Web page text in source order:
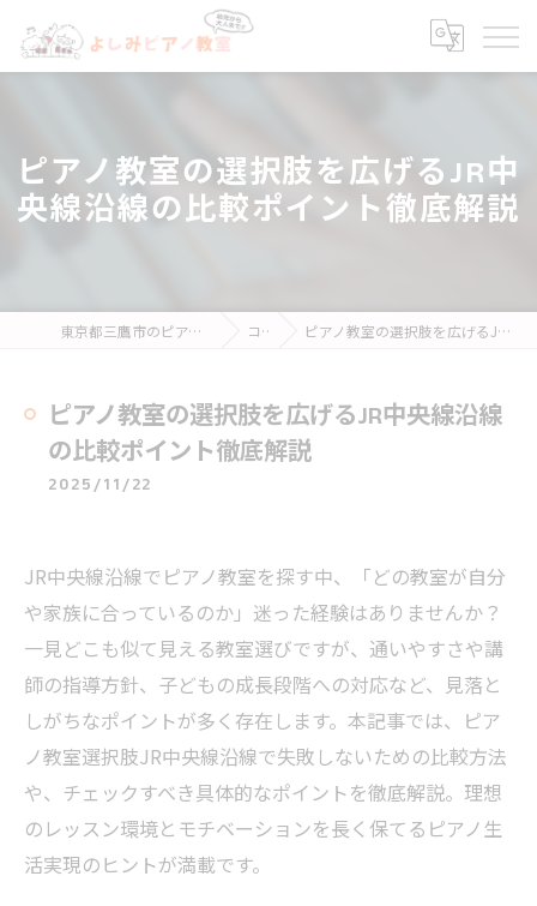
ピアノ教室の選択肢を広げるJR中
央線沿線の比較ポイント徹底解説
東京都三鷹市のピアノ教室ならよしみピアノ教室 コラム ピアノ教室の選択肢を広げるJR中央線沿線の比較ポイント徹底解説
ピアノ教室の選択肢を広げるJR中央線沿線
の比較ポイント徹底解説
2025/11/22
JR中央線沿線でピアノ教室を探す中、「どの教室が自分
や家族に合っているのか」迷った経験はありませんか？
一見どこも似て見える教室選びですが、通いやすさや講
師の指導方針、子どもの成長段階への対応など、見落と
しがちなポイントが多く存在します。本記事では、ピア
ノ教室選択肢JR中央線沿線で失敗しないための比較方法
や、チェックすべき具体的なポイントを徹底解説。理想
のレッスン環境とモチベーションを長く保てるピアノ生
活実現のヒントが満載です。